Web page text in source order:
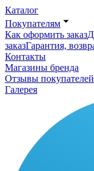
Каталог
Покупателям
Как оформить заказ
заказГарантия,
Контакты
Магазины бренда
Отзывы покупателей
Галерея